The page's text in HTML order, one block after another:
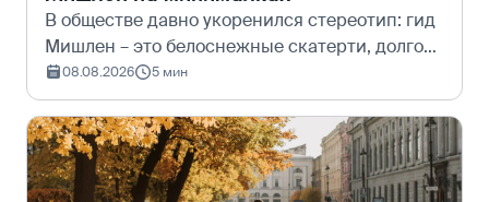
В обществе давно укоренился стереотип: гид
Мишлен – это белоснежные скатерти, долгое
ожидания брони, официанты во фраках и
итоговые счета с тремя нулями в евро.
Однако высокая кухня уже давно не огран…
08.08.2026 5 мин